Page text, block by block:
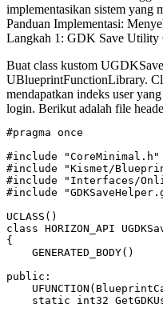
implementasikan sistem yang
Panduan Implementasi:
Langkah 1: GDK Save Utility
Buat class kustom
UBlueprintFunctionLibrary.
mendapatkan indeks user
login. Berikut adalah file
#pragma once
#include "CoreMinimal.h"
#include "Kismet/
#include "Interfaces/
#include
UCLASS()
class HORIZON_API
{
    GENERATED_BODY()
public:
static int32